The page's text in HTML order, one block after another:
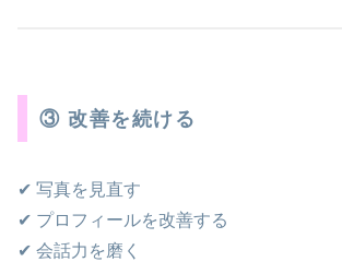
③ 改善を続ける
✔ 写真を見直す
✔ プロフィールを改善する
✔ 会話力を磨く